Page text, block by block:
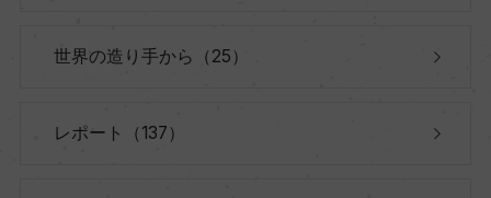
世界の造り手から（25）
レポート（137）